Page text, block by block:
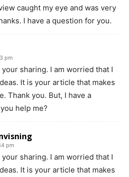
caught my eye and was very
I have a question for you.
pm
sharing. I am worried that I
It is your article that makes
Thank you. But, I have a
help me?
pm
sharing. I am worried that I
It is your article that makes